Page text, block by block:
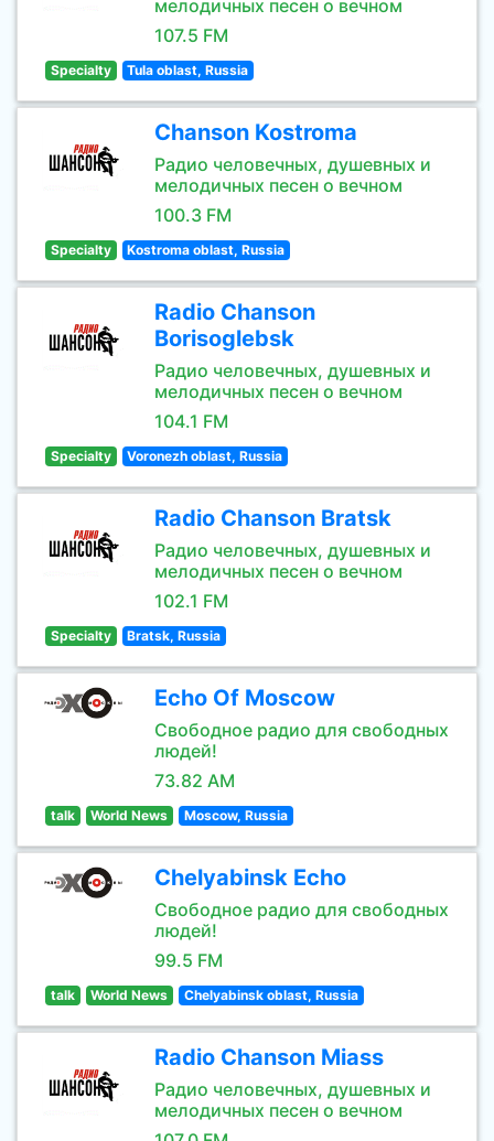
мелодичных песен о вечном
107.5 FM
Specialty Tula oblast, Russia
Chanson Kostroma
Радио человечных, душевных и
мелодичных песен о вечном
100.3 FM
Specialty Kostroma oblast, Russia
Radio Chanson
Borisoglebsk
Радио человечных, душевных и
мелодичных песен о вечном
104.1 FM
Specialty Voronezh oblast, Russia
Radio Chanson Bratsk
Радио человечных, душевных и
мелодичных песен о вечном
102.1 FM
Specialty Bratsk, Russia
Echo Of Moscow
Свободное радио для свободных
людей!
73.82 AM
talk World News Moscow, Russia
Chelyabinsk Echo
Свободное радио для свободных
людей!
99.5 FM
talk World News Chelyabinsk oblast, Russia
Radio Chanson Miass
Радио человечных, душевных и
мелодичных песен о вечном